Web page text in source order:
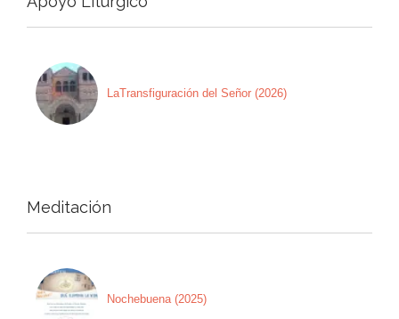
LaTransfiguración del Señor (2026)
Meditación
Nochebuena (2025)